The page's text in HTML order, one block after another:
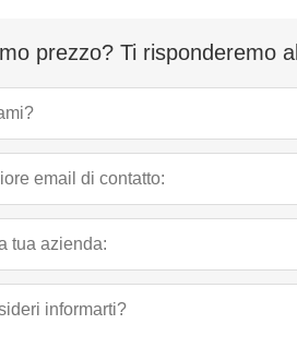
prezzo? Ti risponderemo